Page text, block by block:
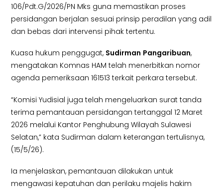
106/Pdt.G/2026/PN Mks guna memastikan proses
persidangan berjalan sesuai prinsip peradilan yang adil
dan bebas dari intervensi pihak tertentu.
Kuasa hukum penggugat, Sudirman Pangaribuan,
mengatakan Komnas HAM telah menerbitkan nomor
agenda pemeriksaan 161513 terkait perkara tersebut.
“Komisi Yudisial juga telah mengeluarkan surat tanda
terima pemantauan persidangan tertanggal 12 Maret
2026 melalui Kantor Penghubung Wilayah Sulawesi
Selatan,” kata Sudirman dalam keterangan tertulisnya,
(15/5/26).
Ia menjelaskan, pemantauan dilakukan untuk
mengawasi kepatuhan dan perilaku majelis hakim